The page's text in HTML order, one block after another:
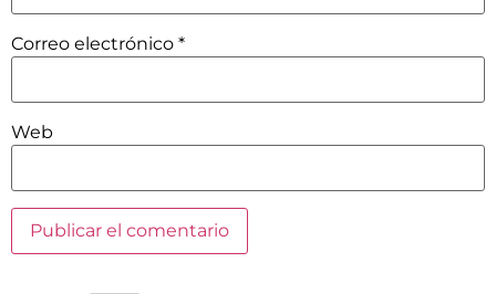
Correo electrónico *
Web